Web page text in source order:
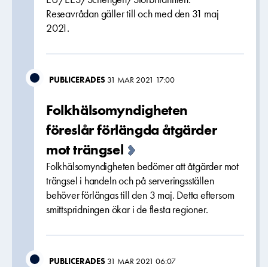
Reseavrådan gäller till och med den 31 maj
2021.
PUBLICERADES 31 MAR 2021 17:00
Folkhälsomyndigheten
föreslår förlängda åtgärder
mot trängsel
Folkhälsomyndigheten bedömer att åtgärder mot
trängsel i handeln och på serveringsställen
behöver förlängas till den 3 maj. Detta eftersom
smittspridningen ökar i de flesta regioner.
PUBLICERADES 31 MAR 2021 06:07